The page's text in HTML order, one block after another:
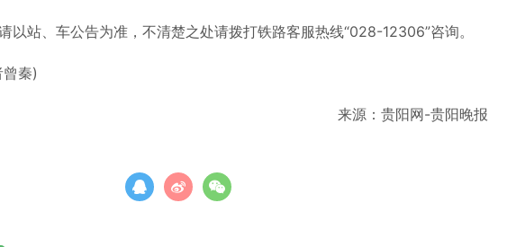
以站、车公告为准，不清楚之处请拨打铁路客服热线“028-12306”咨询。
秦)
来源：贵阳网-贵阳晚报